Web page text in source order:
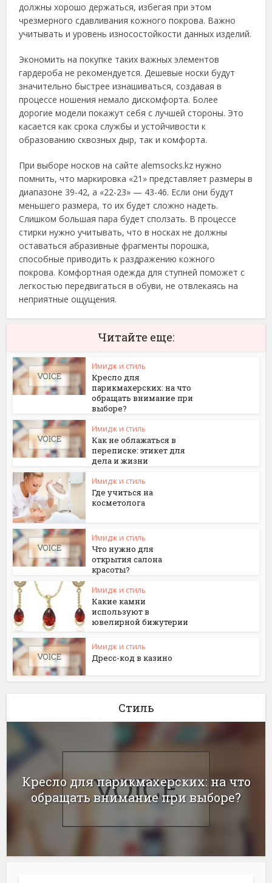
должны хорошо держаться, избегая при этом
чрезмерного сдавливания кожного покрова. Важно
учитывать и уровень износостойкости данных изделий.
Экономить на покупке таких важных элементов
гардероба не рекомендуется. Дешевые носки будут
значительно быстрее изнашиваться, создавая в
процессе ношения немало дискомфорта. Более
дорогие модели покажут себя с лучшей стороны. Это
касается как срока службы и устойчивости к
образованию сквозных дыр, так и комфорта.
При выборе носков на сайте alemsocks.kz нужно
помнить, что маркировка «21» представляет размеры в
диапазоне 39-42, а «22-23» — 43-46. Если они будут
меньшего размера, то их будет сложно надеть.
Слишком большая пара будет сползать. В процессе
стирки нужно учитывать, что в носках не должны
оставаться абразивные фрагменты порошка,
способные приводить к раздражению кожного
покрова. Комфортная одежда для ступней поможет с
легкостью передвигаться в обуви, не отвлекаясь на
неприятные ощущения.
Читайте еще:
Имидж и стиль
Кресло для
парикмахерских: на что
обращать внимание при
выборе?
Имидж и стиль
Как не облажаться в
переписке: этикет для
дела и жизни
Имидж и стиль
Где учиться на
косметолога
Имидж и стиль
Что нужно для
открытия салона
красоты?
Имидж и стиль
Какие камни
используют в
ювелирной бижутерии
Имидж и стиль
Дресс-код в казино
Стиль
Кресло для парикмахерских: на что
обращать внимание при выборе?